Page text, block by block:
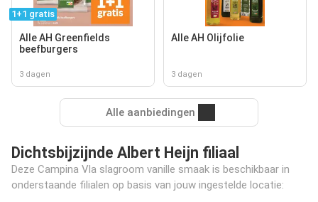
1+1 gratis
Alle AH Greenfields
beefburgers
3 dagen
Alle AH Olijfolie
3 dagen
Alle aanbiedingen
Dichtsbijzijnde Albert Heijn filiaal
Deze Campina Vla slagroom vanille smaak is beschikbaar in
onderstaande filialen op basis van jouw ingestelde locatie: